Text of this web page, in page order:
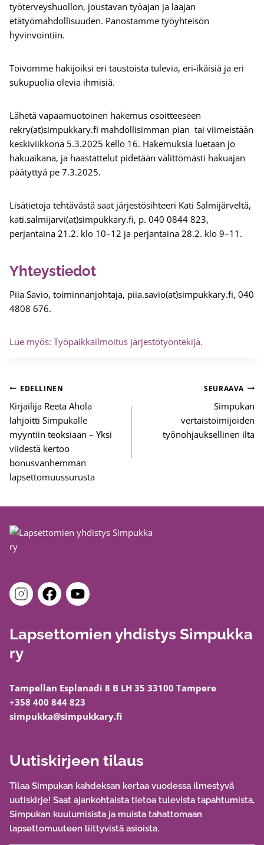
työterveyshuollon, joustavan työajan ja laajan
etätyömahdollisuuden. Panostamme työyhteisön
hyvinvointiin.
Toivomme hakijoiksi eri taustoista tulevia, eri-ikäisiä ja eri
sukupuolia olevia ihmisiä.
Lähetä vapaamuotoinen hakemus osoitteeseen
rekry(at)simpukkary.fi mahdollisimman pian tai viimeistään
keskiviikkona 5.3.2025 kello 16. Hakemuksia luetaan jo
hakuaikana, ja haastattelut pidetään välittömästi hakuajan
päätyttyä pe 7.3.2025.
Lisätietoja tehtävästä saat järjestösihteeri Kati Salmijärveltä,
kati.salmijarvi(at)simpukkary.fi, p. 040 0844 823,
perjantaina 21.2. klo 10–12 ja perjantaina 28.2. klo 9–11.
Yhteystiedot
Piia Savio, toiminnanjohtaja, piia.savio(at)simpukkary.fi, 040
4808 676.
Lue myös: Työpaikkailmoitus järjestötyöntekijä.
Artikkelien
selaus
EDELLINEN
Kirjailija Reeta Ahola
lahjoitti Simpukalle
myyntiin teoksiaan – Yksi
viidestä kertoo
bonusvanhemman
lapsettomuussurusta
SEURAAVA
Simpukan
vertaistoimijoiden
työnohjauksellinen ilta
Lapsettomien yhdistys Simpukka
ry
Tampellan Esplanadi 8 B LH 35 33100 Tampere
+358 400 844 823
simpukka@simpukkary.fi
Uutiskirjeen tilaus
Tilaa Simpukan kahdeksan kertaa vuodessa ilmestyvä
uutiskirje! Saat ajankohtaista tietoa tulevista tapahtumista,
Simpukan kuulumisista ja muista tahattomaan
lapsettomuuteen liittyvistä asioista.